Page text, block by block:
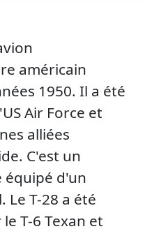
américain
1950. Il a été
Air Force et
alliées
C'est un
équipé d'un
T-28 a été
T-6 Texan et